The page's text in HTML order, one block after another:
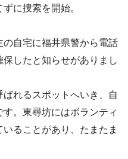
に捜索を開始。
自宅に福井県警から電話
したと知らせがありまし
れるスポットへいき、自
。東尋坊にはボランティ
ることがあり、たまたま